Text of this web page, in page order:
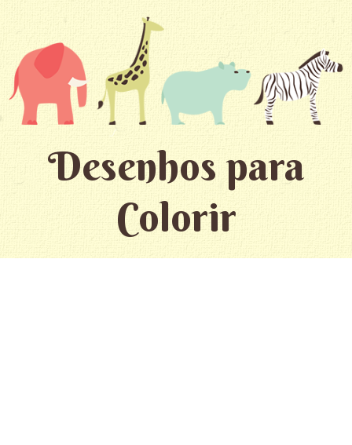
Desenhos para
Colorir